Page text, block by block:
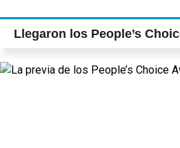
Llegaron los People’s